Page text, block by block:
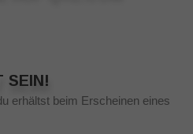
SEIN!
erhältst beim Erscheinen eines